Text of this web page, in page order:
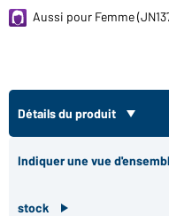
Aussi pour Femme
Détails du produit
Indiquer une vue
stock